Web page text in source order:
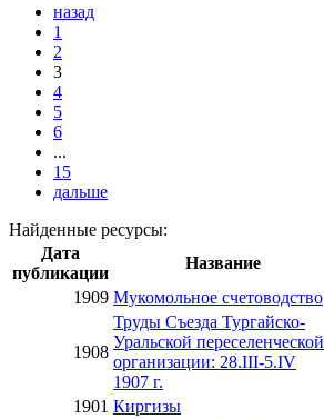
назад
1
2
3
4
5
6
...
15
дальше
Найденные ресурсы:
Дата
публикации
Название
1909 Мукомольное счетоводство
1908
Труды Съезда Тургайско-
Уральской переселенческой
организации: 28.III-5.IV
1907 г.
1901 Киргизы